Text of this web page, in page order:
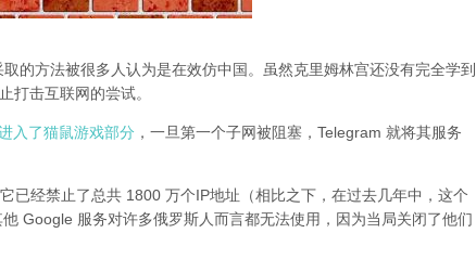
的方法被很多人认为是在效仿中国。虽然克里姆林宫还没有完全学到
打击互联网的尝试。
入了猫鼠游戏部分 ，一旦第一个子网被阻塞，Telegram 就将其服务
已经禁止了总共 1800 万个IP地址（相比之下，在过去几年中，这个
Google 服务对许多俄罗斯人而言都无法使用，因为当局关闭了他们